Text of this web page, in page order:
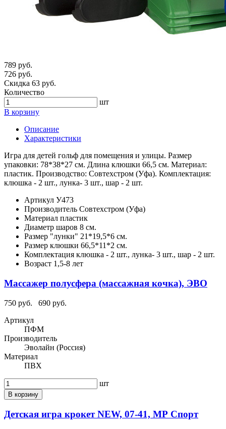
789 руб.
726 руб.
Скидка 63 руб.
Количество
шт
В корзину
Описание
Характеристики
Игра для детей гольф для помещения и улицы. Размер
упаковки: 78*38*27 см. Длина клюшки 66,5 см. Материал:
пластик. Производство: Совтехстром (Уфа). Комплектация:
клюшка - 2 шт., лунка- 3 шт., шар - 2 шт.
Артикул У473
Производитель Совтехстром (Уфа)
Материал пластик
Диаметр шаров 8 см.
Размер "лунки" 21*19,5*6 см.
Размер клюшки 66,5*11*2 см.
Комплектация клюшка - 2 шт., лунка- 3 шт., шар - 2 шт.
Возраст 1,5-8 лет
Массажер полусфера (массажная кочка), ЭВО
750 руб.
690 руб.
Артикул
ПФМ
Производитель
Эволайн (Россия)
Материал
ПВХ
шт
В корзину
Детская игра крокет NEW, 07-41, МР Спорт